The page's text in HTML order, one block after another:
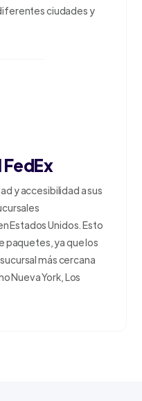
ciudades y
y accesibilidad a sus
Estados Unidos. Esto
paquetes, ya que los
más cercana
Nueva York, Los